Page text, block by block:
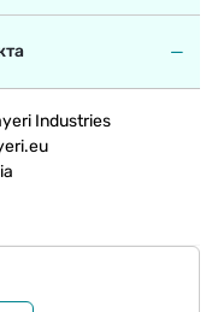
Industries